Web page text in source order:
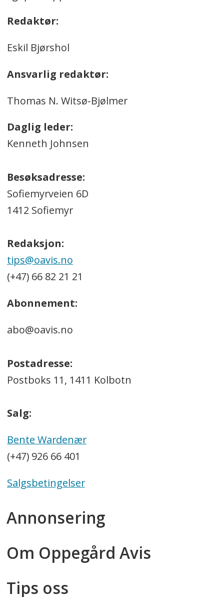
Redaktør:
Eskil Bjørshol
Ansvarlig redaktør:
Thomas N. Witsø-Bjølmer
Daglig leder:
Kenneth Johnsen
Besøksadresse:
Sofiemyrveien 6D
1412 Sofiemyr
Redaksjon:
tips@oavis.no
(+47) 66 82 21 21
Abonnement:
abo@oavis.no
Postadresse:
Postboks 11, 1411 Kolbotn
Salg:
Bente Wardenær
(+47) 926 66 401
Salgsbetingelser
Annonsering
Om Oppegård Avis
Tips oss